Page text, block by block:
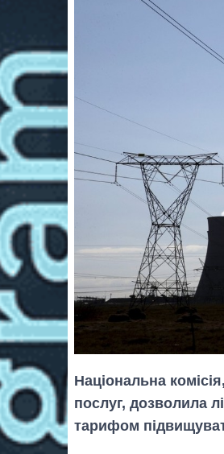
Національна
послуг, дозволила
тарифом